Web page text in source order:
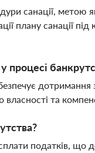
санації, метою
плану санації
дотримання
та
податків,